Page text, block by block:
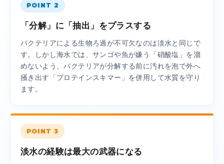
POINT 2
「分解」に「抽出」をプラスする
バクテリアによる生物ろ過が不可欠なのは淡水と同じで
す。しかし海水では、サンゴや魚が嫌う「硝酸塩」を溜
めないよう、バクテリアが分解する前に汚れを泡で外へ
掻き出す「プロテインスキマー」を併用して水質を守り
ます。
POINT 3
淡水の経験は最大の武器になる